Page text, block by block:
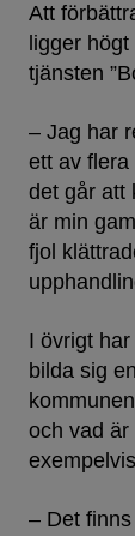
Att
ligger
tjänsten
– Jag har
ett av
det går att
är min
fjol
I övrigt
bilda sig
och vad är
– Det